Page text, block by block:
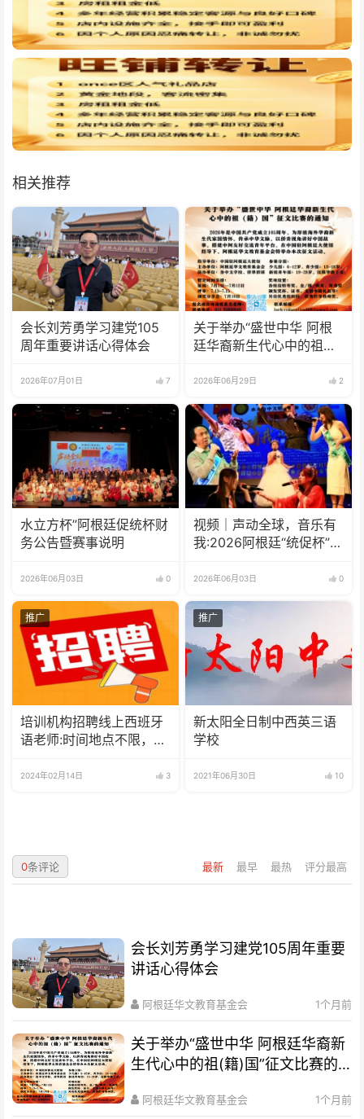
相关推荐
会长刘芳勇学习建党105
周年重要讲话心得体会
2026年07月01日 7
关于举办“盛世中华 阿根
廷华裔新生代心中的祖
2026年06月29日 2
水立方杯”阿根廷促统杯财
务公告暨赛事说明
2026年06月03日 0
视频｜声动全球，音乐有
我:2026阿根廷“统促杯”水
圆满落幕
2026年06月03日 0
推广
培训机构招聘线上西班牙
语老师:时间地点不限，可
2024年02月14日 3
推广
新太阳全日制中西英三语
学校
2021年06月30日 10
最新 最早 最热 评分最高
0条评论
会长刘芳勇学习建党105周年重要
讲话心得体会
阿根廷华文教育基金会 1个月前
关于举办“盛世中华 阿根廷华裔新
生代心中的祖(籍)国”征文比赛的
阿根廷华文教育基金会 1个月前